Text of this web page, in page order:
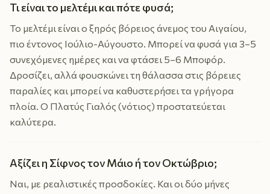
Τι είναι το μελτέμι και πότε φυσά;
Το μελτέμι είναι ο ξηρός βόρειος άνεμος του Αιγαίου,
πιο έντονος Ιούλιο-Αύγουστο. Μπορεί να φυσά για 3–5
συνεχόμενες ημέρες και να φτάσει 5–6 Μποφόρ.
Δροσίζει, αλλά φουσκώνει τη θάλασσα στις βόρειες
παραλίες και μπορεί να καθυστερήσει τα γρήγορα
πλοία. Ο Πλατύς Γιαλός (νότιος) προστατεύεται
καλύτερα.
Αξίζει η Σίφνος τον Μάιο ή τον Οκτώβριο;
Ναι, με ρεαλιστικές προσδοκίες. Και οι δύο μήνες